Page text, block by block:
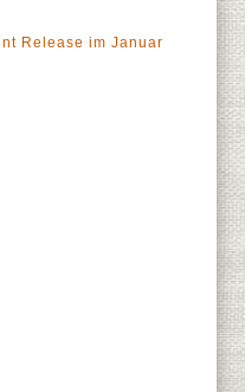
Release im Januar